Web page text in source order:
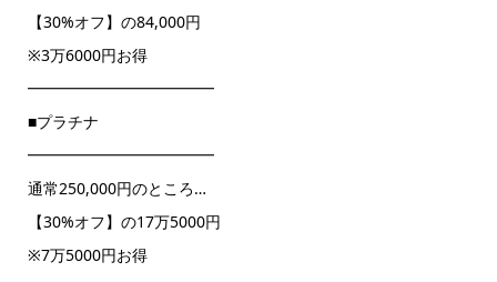
【30%オフ】の84,000円
※3万6000円お得
━━━━━━━━━━━━
■プラチナ
━━━━━━━━━━━━
通常250,000円のところ…
【30%オフ】の17万5000円
※7万5000円お得